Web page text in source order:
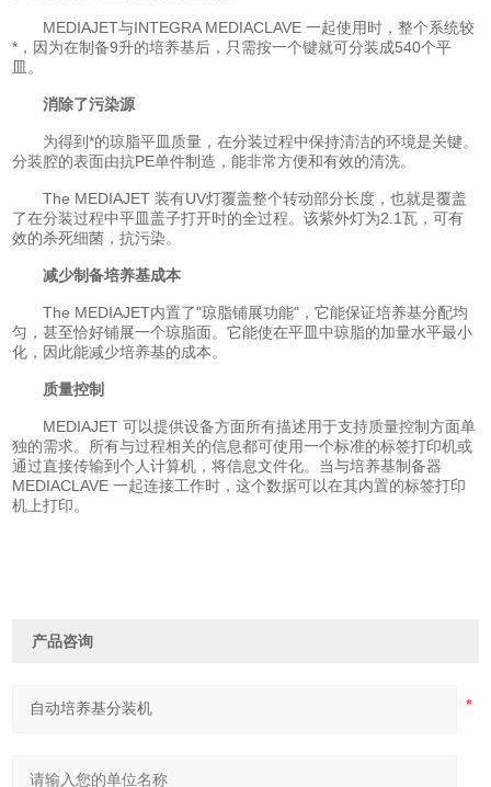
MEDIAJET与INTEGRA MEDIACLAVE 一起使用时，整个系统较
*，因为在制备9升的培养基后，只需按一个键就可分装成540个平
皿。
消除了污染源
为得到*的琼脂平皿质量，在分装过程中保持清洁的环境是关键。
分装腔的表面由抗PE单件制造，能非常方便和有效的清洗。
The MEDIAJET 装有UV灯覆盖整个转动部分长度，也就是覆盖
了在分装过程中平皿盖子打开时的全过程。该紫外灯为2.1瓦，可有
效的杀死细菌，抗污染。
减少制备培养基成本
The MEDIAJET内置了"琼脂铺展功能"，它能保证培养基分配均
匀，甚至恰好铺展一个琼脂面。它能使在平皿中琼脂的加量水平最小
化，因此能减少培养基的成本。
质量控制
MEDIAJET 可以提供设备方面所有描述用于支持质量控制方面单
独的需求。所有与过程相关的信息都可使用一个标准的标签打印机或
通过直接传输到个人计算机，将信息文件化。当与培养基制备器
MEDIACLAVE 一起连接工作时，这个数据可以在其内置的标签打印
机上打印。
产品咨询